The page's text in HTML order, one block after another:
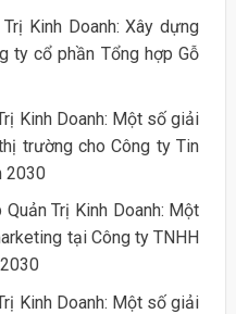
Kinh Doanh: Xây dựng
ty cổ phần Tổng hợp Gỗ
Kinh Doanh: Một số giải
trường cho Công ty Tin
2030
Trị Kinh Doanh: Một
tại Công ty TNHH
Kinh Doanh: Một số giải